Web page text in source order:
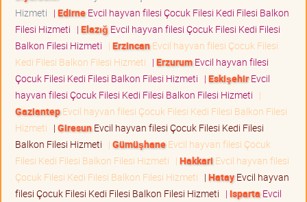
Hizmeti | EdirneEvcil hayvan filesi Çocuk Filesi Kedi Filesi Balkon
Filesi Hizmeti | Elazığ Evcil hayvan filesi Çocuk Filesi Kedi Filesi
Balkon Filesi Hizmeti | ErzincanEvcil hayvan filesi Çocuk Filesi
Kedi Filesi Balkon Filesi Hizmeti | ErzurumEvcil hayvan filesi
Çocuk Filesi Kedi Filesi Balkon Filesi Hizmeti | EskişehirEvcil
hayvan filesi Çocuk Filesi Kedi Filesi Balkon Filesi Hizmeti |
GaziantepEvcil hayvan filesi Çocuk Filesi Kedi Filesi Balkon Filesi
Hizmeti | GiresunEvcil hayvan filesi Çocuk Filesi Kedi Filesi
Balkon Filesi Hizmeti | GümüşhaneEvcil hayvan filesi Çocuk
Filesi Kedi Filesi Balkon Filesi Hizmeti | Hakkari Evcil hayvan filesi
Çocuk Filesi Kedi Filesi Balkon Filesi Hizmeti | HatayEvcil hayvan
filesi Çocuk Filesi Kedi Filesi Balkon Filesi Hizmeti | Isparta Evcil